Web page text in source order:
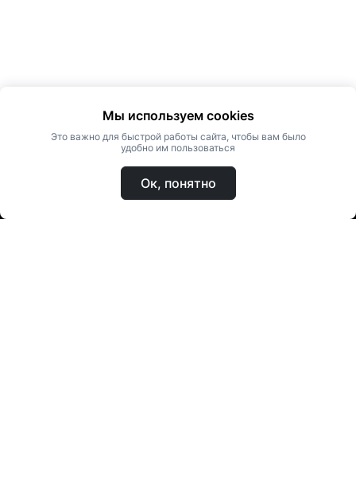
Мы используем cookies
Это важно для быстрой работы сайта, чтобы вам было
удобно им пользоваться
Ок, понятно